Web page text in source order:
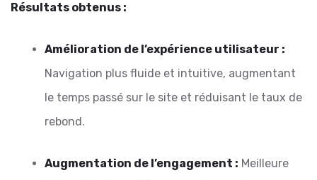
Résultats obtenus :
Amélioration de l’expérience utilisateur :
Navigation plus fluide et intuitive, augmentant
le temps passé sur le site et réduisant le taux de
rebond.
Augmentation de l’engagement : Meilleure